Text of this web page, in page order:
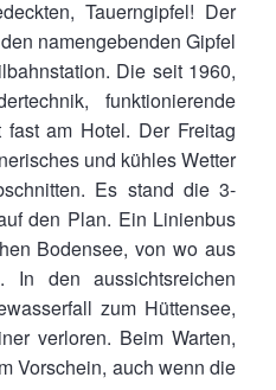
Tauerngipfel! Der
namengebenden Gipfel
Die seit 1960,
funktionierende
fast am Hotel. Der Freitag
und kühles Wetter
Es stand die 3-
den Plan. Ein Linienbus
Bodensee, von wo aus
In den aussichtsreichen
zum Hüttensee,
verloren. Beim Warten,
Vorschein, auch wenn die